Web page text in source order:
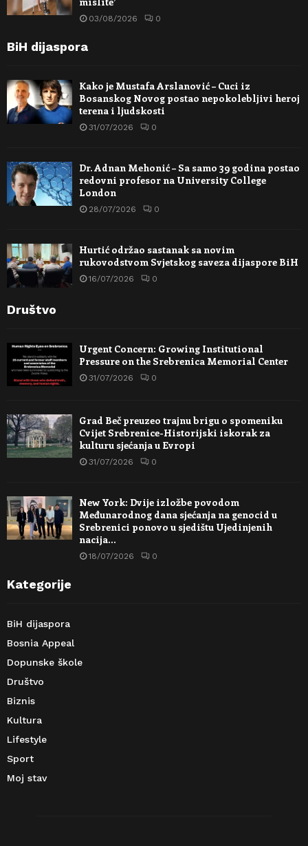
03/08/2026 0
BiH dijaspora
Kako je Mustafa Arslanović – Cuci iz
Bosanskog Novog postao nepokolebljivi heroj
terena i ljudskosti
31/07/2026 0
Dr. Adnan Mehonić – Sa samo 39 godina postao
redovni profesor na University College
London
28/07/2026 0
Hurtić održao sastanak sa novim
rukovodstvom Svjetskog saveza dijaspore BiH
16/07/2026 0
Društvo
Urgent Concern: Growing Institutional
Pressure on the Srebrenica Memorial Center
31/07/2026 0
Grad Beč preuzeo trajnu brigu o spomeniku
Cvijet Srebrenice-Historijski iskorak za
kulturu sjećanja u Evropi
31/07/2026 0
New York: Dvije izložbe povodom
Međunarodnog dana sjećanja na genocid u
Srebrenici ponovo u sjedištu Ujedinjenih
nacija…
18/07/2026 0
Kategorije
BiH dijaspora
Bosnia Appeal
Dopunske škole
Društvo
Biznis
Kultura
Lifestyle
Sport
Moj stav